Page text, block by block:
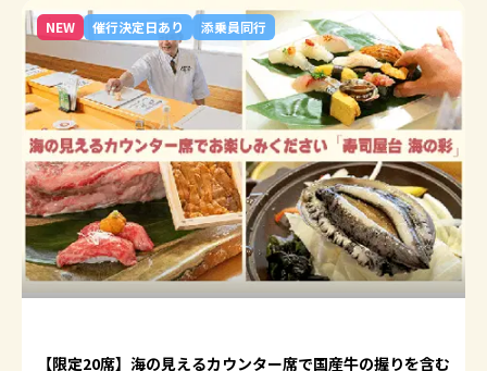
NEW 催行決定日あり 添乗員同行
【限定20席】海の見えるカウンター席で国産牛の握りを含む